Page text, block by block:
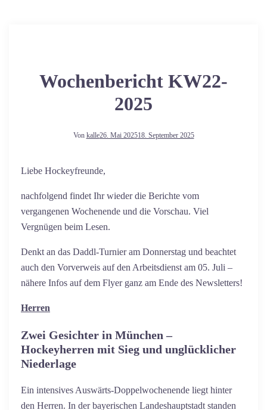
Wochenbericht KW22-
2025
Von kalle26. Mai 202518. September 2025
Liebe Hockeyfreunde,
nachfolgend findet Ihr wieder die Berichte vom
vergangenen Wochenende und die Vorschau. Viel
Vergnügen beim Lesen.
Denkt an das Daddl-Turnier am Donnerstag und beachtet
auch den Vorverweis auf den Arbeitsdienst am 05. Juli –
nähere Infos auf dem Flyer ganz am Ende des Newsletters!
Herren
Zwei Gesichter in München –
Hockeyherren mit Sieg und unglücklicher
Niederlage
Ein intensives Auswärts-Doppelwochenende liegt hinter
den Herren. In der bayerischen Landeshauptstadt standen